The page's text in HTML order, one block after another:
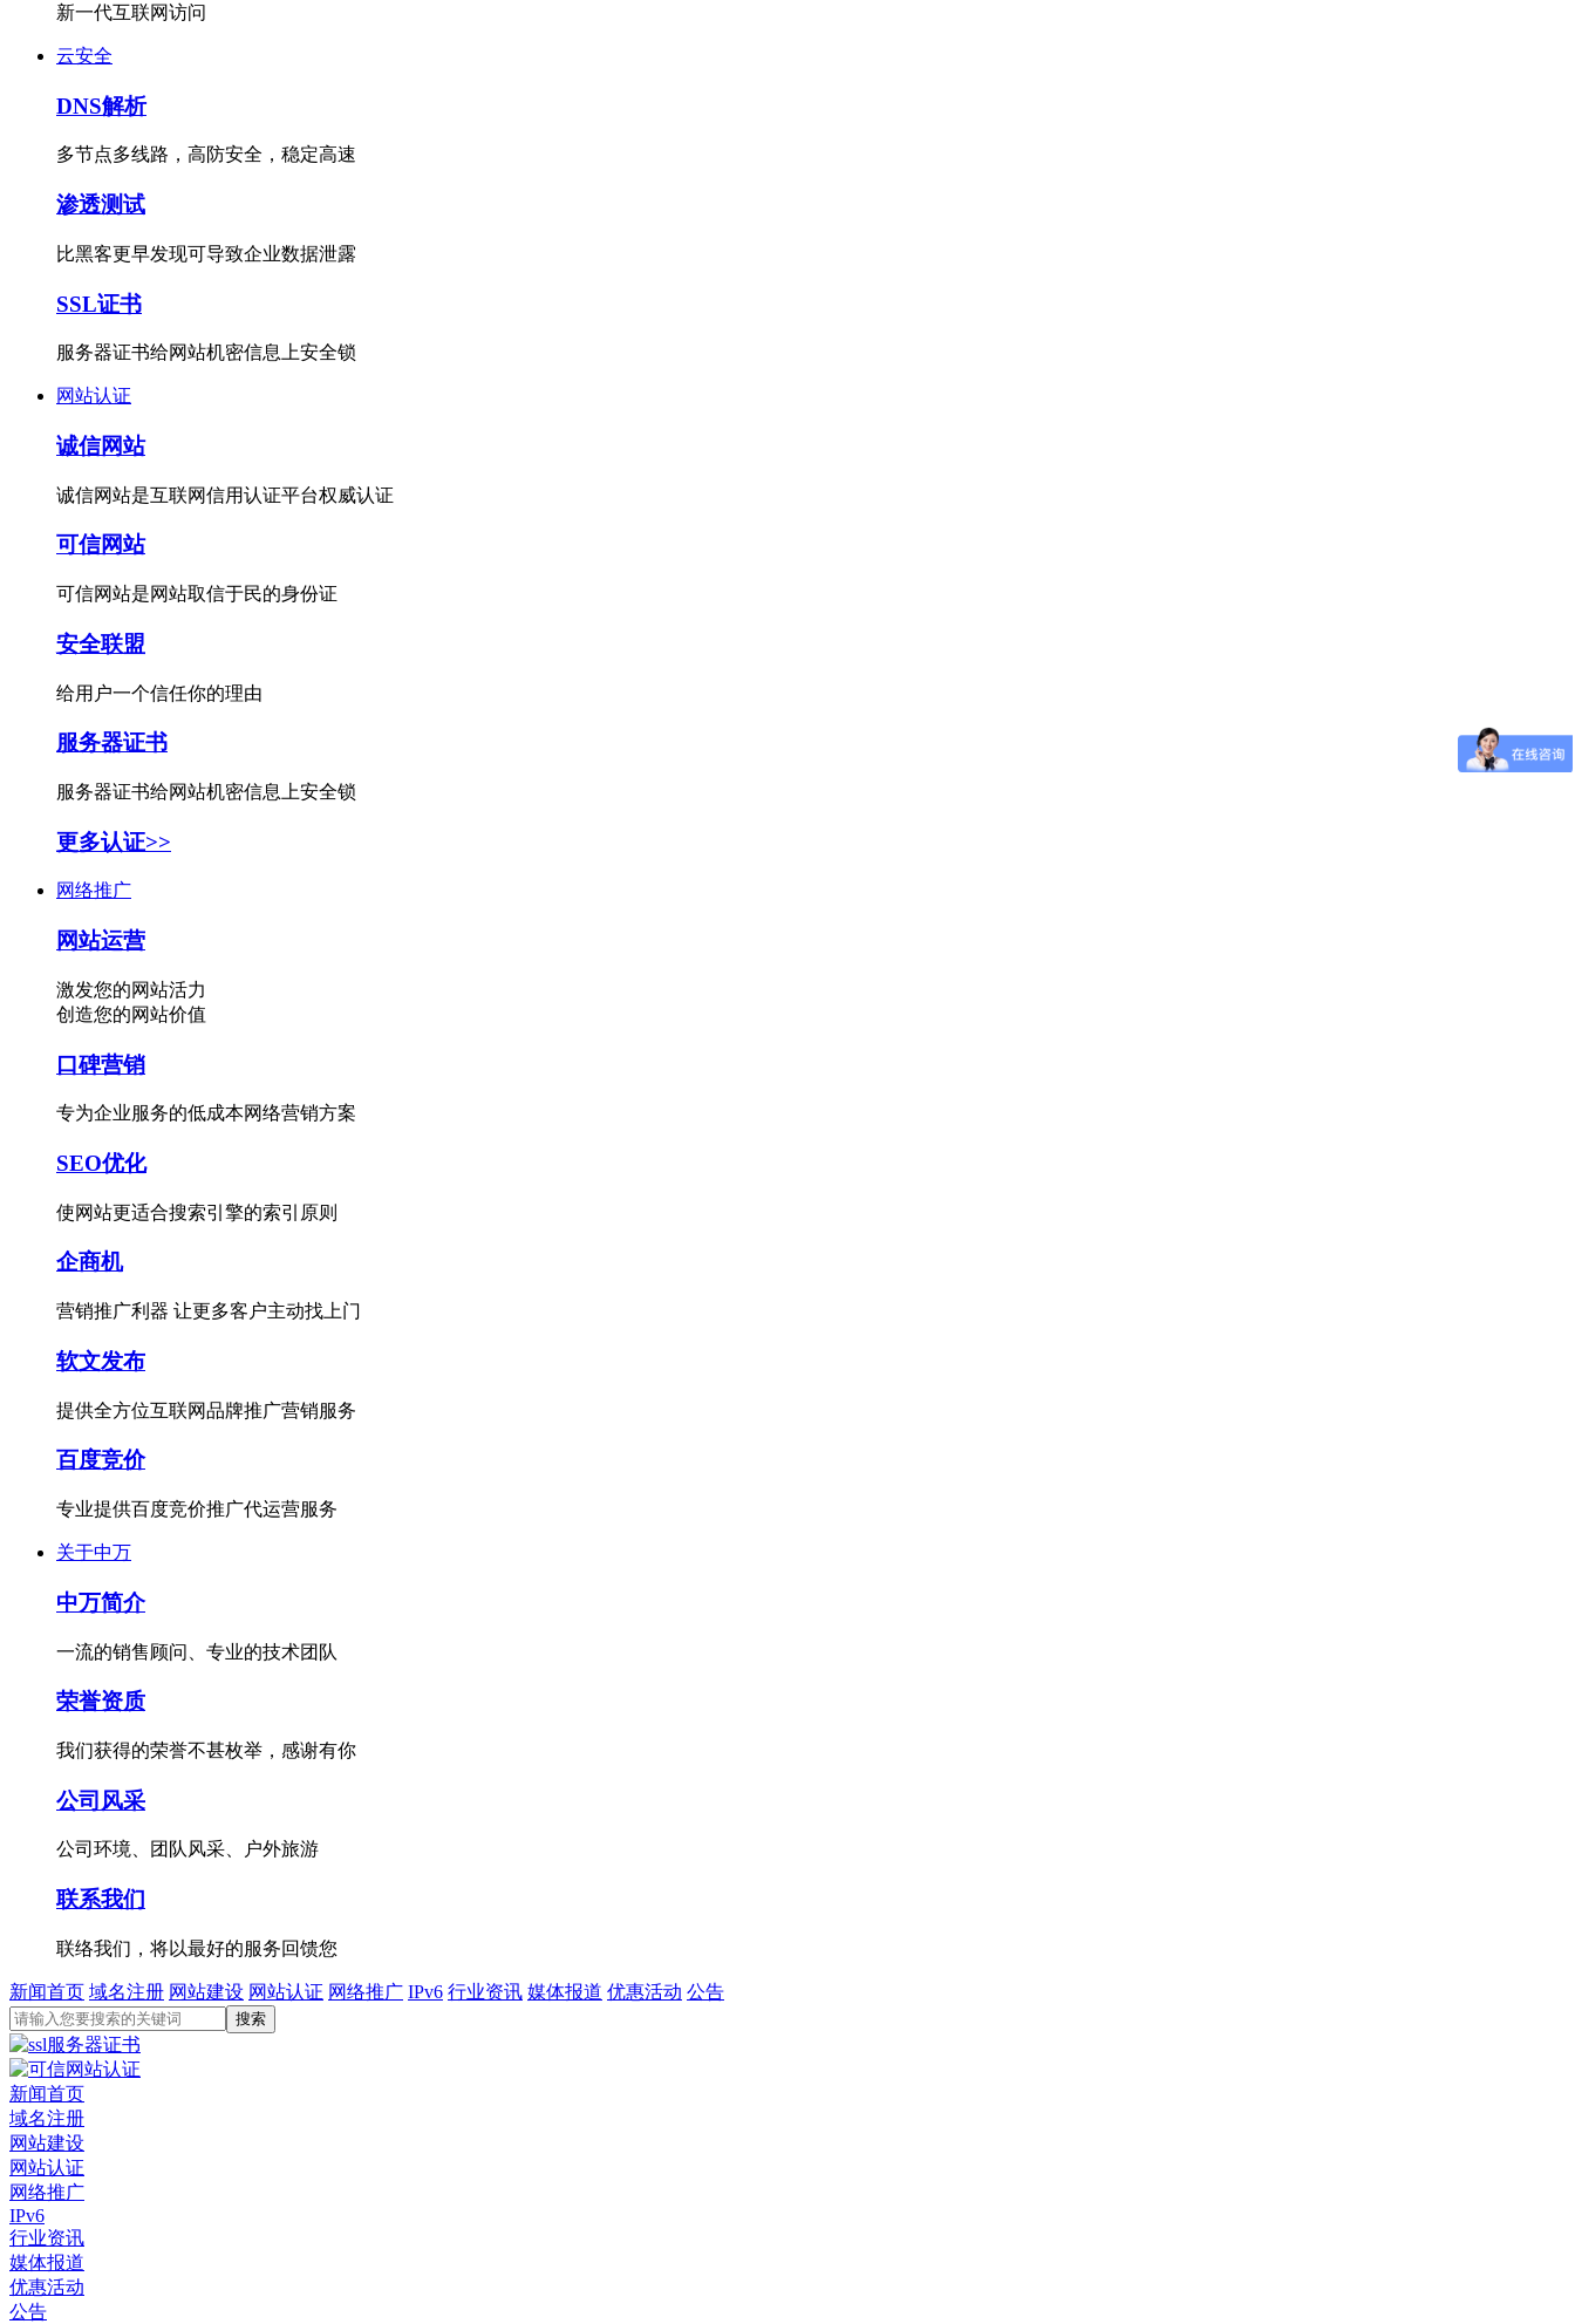
新一代互联网访问
云安全
DNS解析
多节点多线路，高防安全，稳定高速
渗透测试
比黑客更早发现可导致企业数据泄露
SSL证书
服务器证书给网站机密信息上安全锁
网站认证
诚信网站
诚信网站是互联网信用认证平台权威认证
可信网站
可信网站是网站取信于民的身份证
安全联盟
给用户一个信任你的理由
服务器证书
服务器证书给网站机密信息上安全锁
更多认证>>
网络推广
网站运营
激发您的网站活力
创造您的网站价值
口碑营销
专为企业服务的低成本网络营销方案
SEO优化
使网站更适合搜索引擎的索引原则
企商机
营销推广利器 让更多客户主动找上门
软文发布
提供全方位互联网品牌推广营销服务
百度竞价
专业提供百度竞价推广代运营服务
关于中万
中万简介
一流的销售顾问、专业的技术团队
荣誉资质
我们获得的荣誉不甚枚举，感谢有你
公司风采
公司环境、团队风采、户外旅游
联系我们
联络我们，将以最好的服务回馈您
新闻首页 域名注册 网站建设 网站认证 网络推广 IPv6 行业资讯 媒体报道 优惠活动 公告
新闻首页
域名注册
网站建设
网站认证
网络推广
IPv6
行业资讯
媒体报道
优惠活动
公告